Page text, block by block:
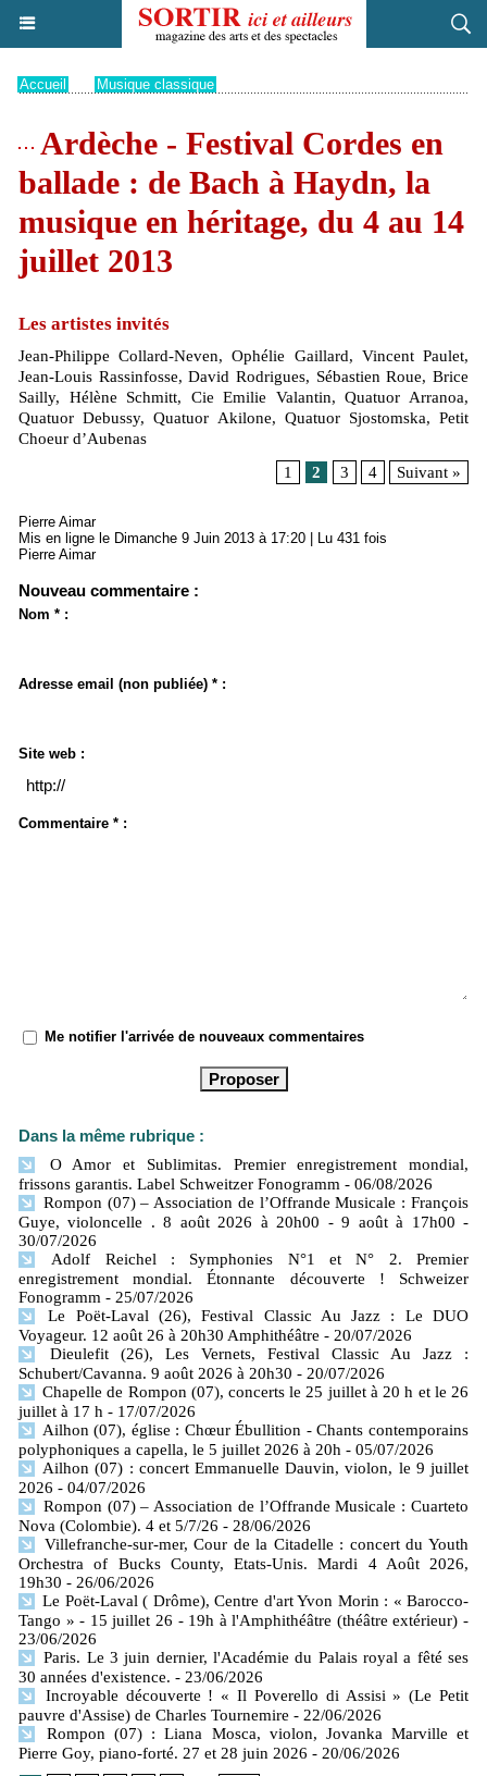
Accueil Musique classique
Ardèche - Festival Cordes en
ballade : de Bach à Haydn, la
musique en héritage, du 4 au 14
juillet 2013
Les artistes invités
Jean-Philippe Collard-Neven, Ophélie Gaillard, Vincent Paulet,
Jean-Louis Rassinfosse, David Rodrigues, Sébastien Roue, Brice
Sailly, Hélène Schmitt, Cie Emilie Valantin, Quatuor Arranoa,
Quatuor Debussy, Quatuor Akilone, Quatuor Sjostomska, Petit
Choeur d’Aubenas
1
2 3 4 Suivant »
Pierre Aimar
Mis en ligne le Dimanche 9 Juin 2013 à 17:20 | Lu 431 fois
Pierre Aimar
Nouveau commentaire :
Nom * :
Adresse email (non publiée) * :
Site web :
Commentaire * :
Me notifier l'arrivée de nouveaux commentaires
Dans la même rubrique :
O Amor et Sublimitas. Premier enregistrement mondial,
frissons garantis. Label Schweitzer Fonogramm - 06/08/2026
Rompon (07) – Association de l’Offrande Musicale : François
Guye, violoncelle . 8 août 2026 à 20h00 - 9 août à 17h00 -
30/07/2026
Adolf Reichel : Symphonies N°1 et N° 2. Premier
enregistrement mondial. Étonnante découverte ! Schweizer
Fonogramm - 25/07/2026
Le Poët-Laval (26), Festival Classic Au Jazz : Le DUO
Voyageur. 12 août 26 à 20h30 Amphithéâtre - 20/07/2026
Dieulefit (26), Les Vernets, Festival Classic Au Jazz :
Schubert/Cavanna. 9 août 2026 à 20h30 - 20/07/2026
Chapelle de Rompon (07), concerts le 25 juillet à 20 h et le 26
juillet à 17 h - 17/07/2026
Ailhon (07), église : Chœur Ébullition - Chants contemporains
polyphoniques a capella, le 5 juillet 2026 à 20h - 05/07/2026
Ailhon (07) : concert Emmanuelle Dauvin, violon, le 9 juillet
2026 - 04/07/2026
Rompon (07) – Association de l’Offrande Musicale : Cuarteto
Nova (Colombie). 4 et 5/7/26 - 28/06/2026
Villefranche-sur-mer, Cour de la Citadelle : concert du Youth
Orchestra of Bucks County, Etats-Unis. Mardi 4 Août 2026,
19h30 - 26/06/2026
Le Poët-Laval ( Drôme), Centre d'art Yvon Morin : « Barocco-
Tango » - 15 juillet 26 - 19h à l'Amphithéâtre (théâtre extérieur) -
23/06/2026
Paris. Le 3 juin dernier, l'Académie du Palais royal a fêté ses
30 années d'existence. - 23/06/2026
Incroyable découverte ! « Il Poverello di Assisi » (Le Petit
pauvre d'Assise) de Charles Tournemire - 22/06/2026
Rompon (07) : Liana Mosca, violon, Jovanka Marville et
Pierre Goy, piano-forté. 27 et 28 juin 2026 - 20/06/2026